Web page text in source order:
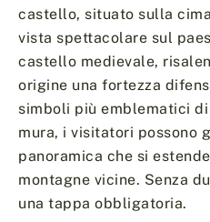
castello, situato sulla
vista spettacolare sul
castello medievale,
origine una fortezza
simboli più emblematici
mura, i visitatori possono
panoramica che si
montagne vicine. Senza
una tappa obbligatoria.